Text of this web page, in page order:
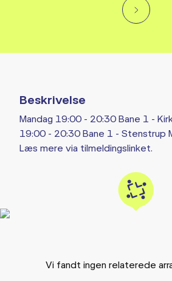
Beskrivelse
Mandag 19:00 - 20:30 Bane 1 -
19:00 - 20:30 Bane 1 - Stenstrup
Læs mere via tilmeldingslinket.
Vi fandt ingen relaterede